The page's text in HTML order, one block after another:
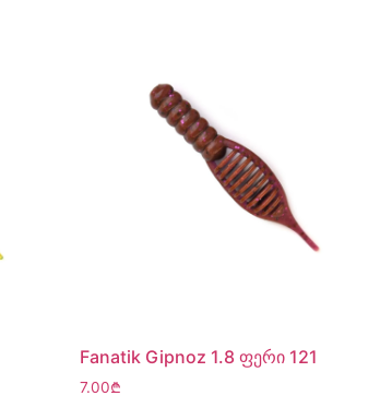
Fanatik Gipnoz 1.8 ფერი 121
7.00₾